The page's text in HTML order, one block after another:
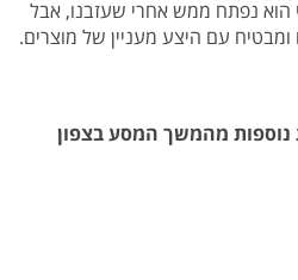
הוא נפתח ממש אחרי שעזבנו, אבל
עם היצע מעניין של מוצרים.
נוספות מהמשך המסע בצפון